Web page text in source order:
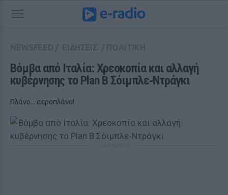
Βόμβα από Ιταλία: Χρεοκοπία και αλλαγή
κυβέρνησης το Plan B Σόιμπλε‑Ντράγκι
Πλάνο... αεροπλάνο!